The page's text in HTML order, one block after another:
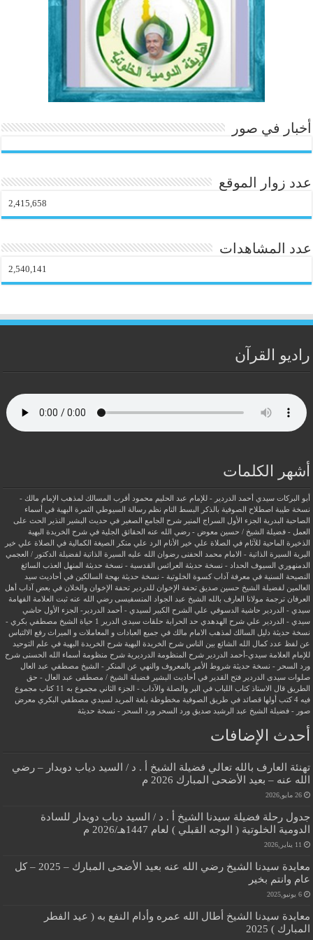
m
أخبار في صور
عدد زوار الموقع
2,415,658
عدد المشاهدات
2,540,141
راديو القرآن
أشهر الكلمات
أبو البركات سيدي أحمد الدردير - للإمام عبد الحليم محمود
أقرب المسالك لمذهب الإمام مالك -
نسخة طيبة اصطلاح الصوفية بالذكر البسط التام نظم رسالة السيوطي
الثمرة البهية في أسماء
الصاحبة البدرية
الجزء الأول السراج المنير شرح الجامع الصغير في حديث البشير النذير
الحث على
العمل - فضيلة الشيخ / حسين معوض - رضي الله عنه
الحقائق الجلية في شرح الخريدة البهية
الذخيرة الماحية للآثام في الصلاة علي خير الأنام
الرد علي منكر الصيغة الكمالية في الصلاة علي خير
البرية
السيرة الذاتية - الامام محمد الحفنى رضوان الله عليه
السيرة الذاتية لفضيلة الدكتور / العجمي
الدمنهوري
السيوف الحداد - نسخة حديثة العرائس القدسية - نسخة حديثة
المنهل العذب السائغ
النصيحة السنية في معرفة آداب كسوة الخلوتية - نسخة حديثة بهجة السالكين في أحاديث سيد
العالمين لفضيلة الشيخ حسين صديق
تحفة الإخوان للدردير تحفة الإخوان والخلان في بعض آداب أهل
العرفان ترجمة مولانا العارف بالله الشيخ عبد الجواد المنسفيسى رضي الله عنه ثبت العلامة الفهامة
سيدي - الدردير
حاشية الدسوقي علي الشرح الكبير لسيدي - أحمد الدردير- الجزء الأول حاشي
سيدي - الدردير علي شرح الهدهدي حد الحرابة حلقات سيدى الدرير 1
حياة الشيخ مصطفي بكري -
نسخة حديثة دليل السالك لمذهب الامام مالك في جميع العبادات و المعاملات و الميراث رفع الالتباس
عن لفظ عدد كمال الله الشائع بين الناس شرح الخريدة البهية شرح الخريدة البهية في علم التوحيد
للإمام العلامة سيدي-أحمد الدردير شرح المنظومة الدرديرية شرح منظومة أسماء الله الحسنى شرح
ورد السحر - نسخة حديثة شروط الأمر بالمعروف والنهي عن المنكر - الشيخ مصطفي عبد العال
صلوات سيدى الدردير فتح القدير في أحاديث البشير فضيلة الشيخ / مصطفى عبد العال - حق
الطريق
قال الاستاذ كتاب اللباب في البر والصلة والآداب - الجزء الثاني مجموع به 11 كتاب
مجموع
فيه 4 كتب أولها قصائد في طريق الصوفية
مخطوطة بلغة المريد لسيدي مصطفي البكري معرض
صور - فضيلة الشيخ عبد الرشيد صديق
ورد السحر ورد السحر - نسخة حديثة
أحدث الإضافات
تهنئة العارف بالله تعالي فضيلة الشيخ أ . د / السيد دياب دويدار – رضي
الله عنه – بعيد الأضحى المبارك 2026 م
26 مايو,2026
جدول رحلة فضيلة سيدنا الشيخ أ . د / السيد دياب دويدار للسادة
الدومية الخلوتية ( الوجه القبلي ) لعام 1447هـ/2026 م
11 يناير,2026
معايدة سيدنا الشيخ رضي الله عنه بعيد الأضحى المبارك – 2025 – كل
عام وانتم بخير
6 يونيو,2025
معايدة سيدنا الشيخ أطال الله عمره وأدام النفع به ( عيد الفطر
المبارك ) 2025